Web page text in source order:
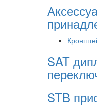
SAT
STB